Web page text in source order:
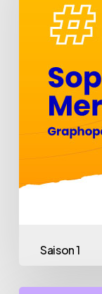
Saison 1